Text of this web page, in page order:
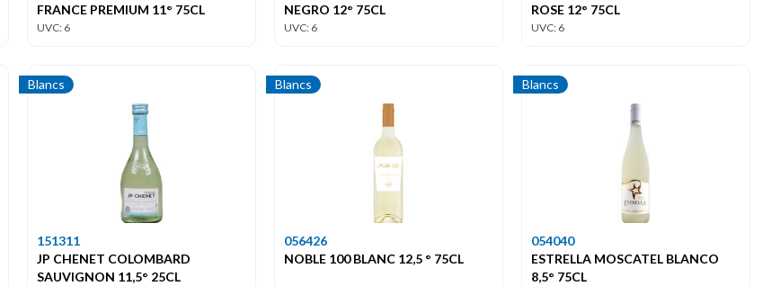
FRANCE PREMIUM 11° 75CL
UVC: 6
NEGRO 12° 75CL
UVC: 6
ROSE 12° 75CL
UVC: 6
Blancs
151311
JP CHENET COLOMBARD
SAUVIGNON 11,5° 25CL
Blancs
056426
NOBLE 100 BLANC 12,5 ° 75CL
Blancs
054040
ESTRELLA MOSCATEL BLANCO
8,5° 75CL